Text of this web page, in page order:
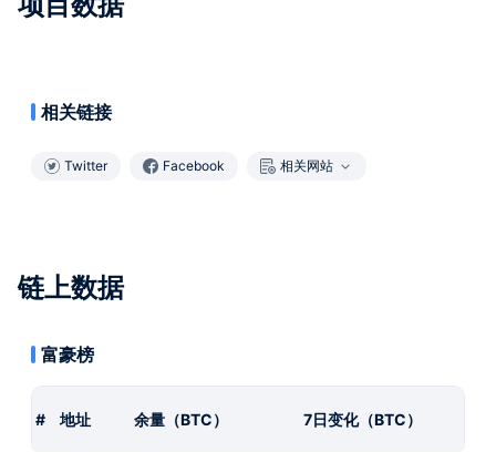
相关链接
Twitter Facebook 相关网站
链上数据
富豪榜
# 地址 余量（BTC） 7日变化（BTC）